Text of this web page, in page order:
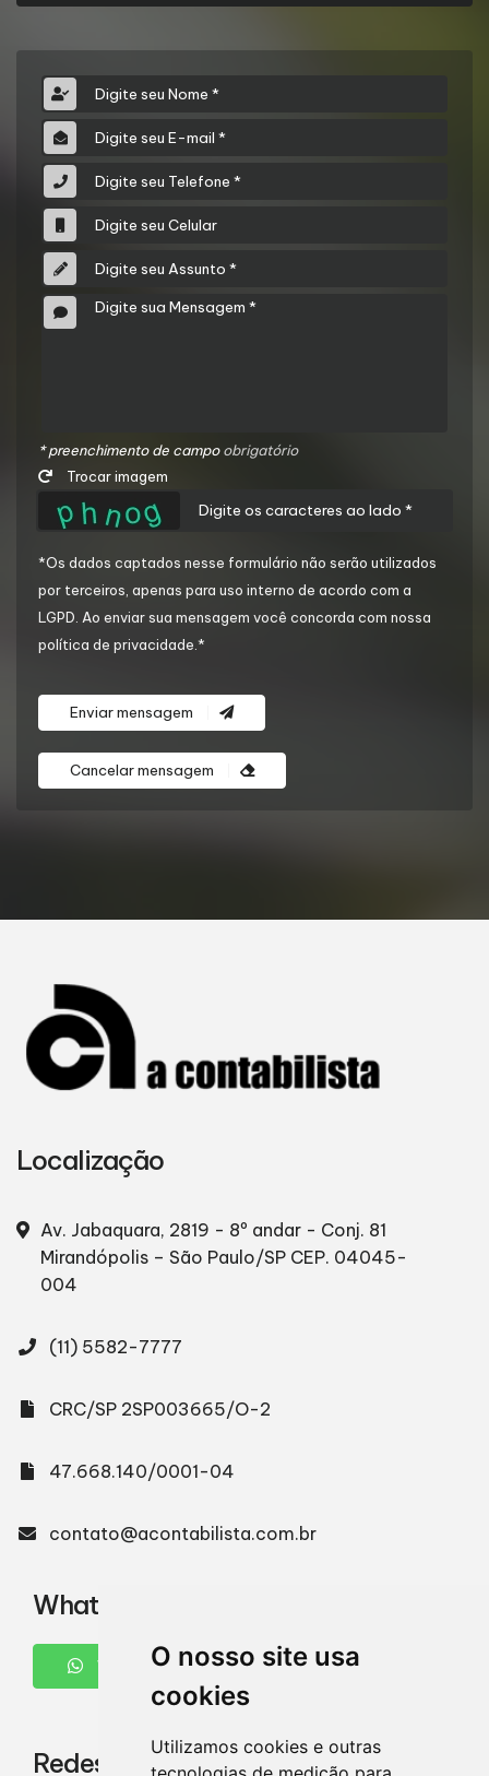
O nosso site usa
cookies
Utilizamos cookies e outras
* preenchimento de campoobrigatório
Trocar imagem
*Os dados captados nesse formulário não serão utilizados
por terceiros, apenas para uso interno de acordo com a
LGPD . Ao enviar sua mensagem você concorda com nossa
política de privacidade.*
Enviar mensagem
Cancelar mensagem
Localização
Av. Jabaquara, 2819 - 8º andar - Conj. 81
Mirandópolis – São Paulo/SP CEP. 04045-
004
(11) 5582-7777
CRC/SP 2SP003665/O-2
47.668.140/0001-04
contato@acontabilista.com.br
WhatsApp
WHATSAPP
Redes Sociais